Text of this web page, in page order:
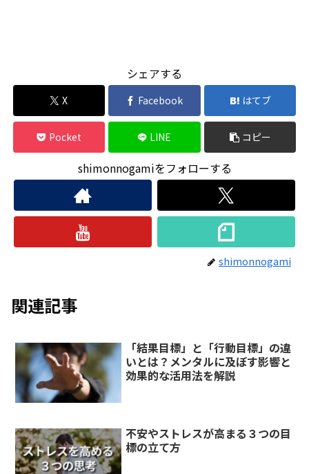
シェアする
X Facebook はてブ
Pocket LINE コピー
shimonnogamiをフォローする
shimonnogami
関連記事
「結果目標」と「行動目標」の違
いとは？メンタルに及ぼす影響と
効果的な活用法を解説
不安やストレスが高まる３つの目
標の立て方